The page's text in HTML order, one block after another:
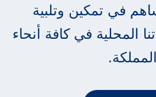
في تمكين وتلبية
المحلية في كافة أنحاء
المملكة.